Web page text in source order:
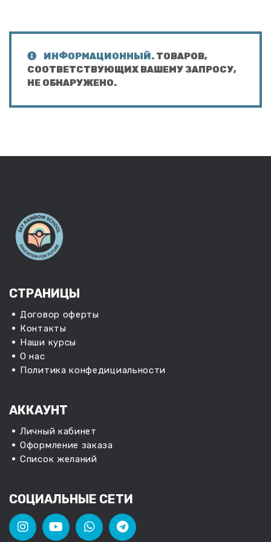
ИНФОРМАЦИОННЫЙ. ТОВАРОВ,
СООТВЕТСТВУЮЩИХ ВАШЕМУ ЗАПРОСУ,
НЕ ОБНАРУЖЕНО.
СТРАНИЦЫ
Договор оферты
Контакты
Наши курсы
О нас
Политика конфедициальности
АККАУНТ
Личный кабинет
Оформление заказа
Список желаний
СОЦИАЛЬНЫЕ СЕТИ